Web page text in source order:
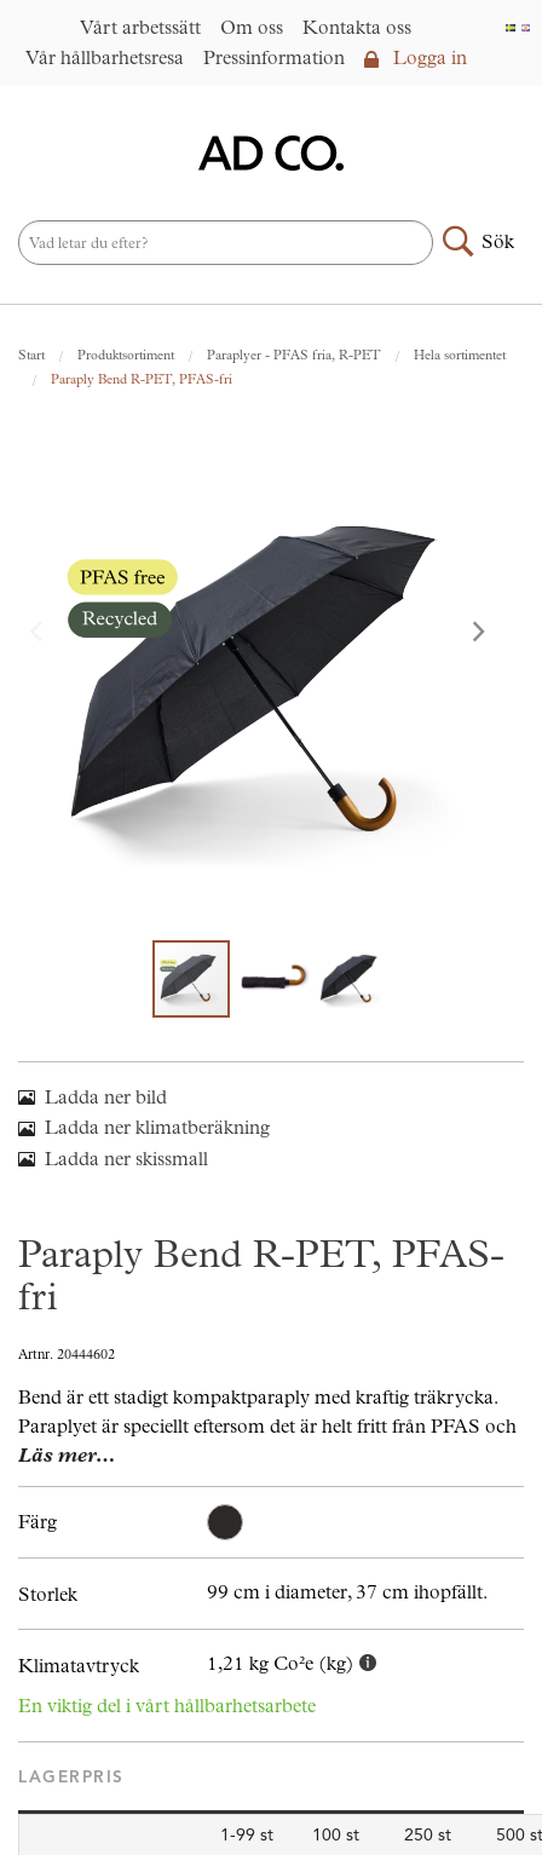
Vårt arbetssätt Om oss
Kontakta oss
Vår hållbarhetsresa
Pressinformation Logga in
Sök
Start Produktsortiment Paraplyer - PFAS fria, R-PET
Hela sortimentet
Paraply Bend R-PET, PFAS-fri
Ladda ner bild
Ladda ner klimatberäkning
Ladda ner skissmall
Paraply Bend R-PET, PFAS-
fri
Artnr. 20444602
Bend är ett stadigt kompaktparaply med kraftig träkrycka.
Paraplyet är speciellt eftersom det är helt fritt från PFAS och
Läs mer…
Färg
Storlek 99 cm i diameter, 37 cm ihopfällt.
Klimatavtryck
1,21 kg Co²e (kg)
En viktig del i vårt hållbarhetsarbete
LAGERPRIS
1-99 st 100 st 250 st 500 st
Om oss
Under samma paraply
Skräddarsy kassar ►
Outlet ►
Pressinformation
Logga in